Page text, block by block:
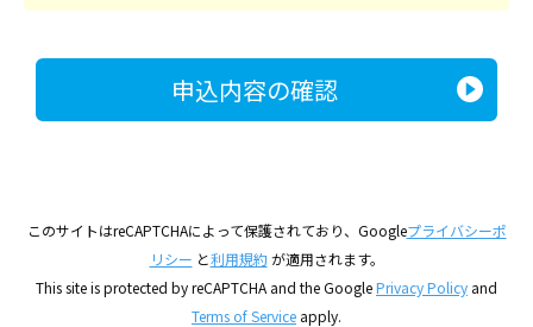
このサイトはreCAPTCHAによって保護されており、Googleプライバシーポ
リシー と利用規約が適用されます。
This site is protected by reCAPTCHA and the GooglePrivacy Policy and
Terms of Service apply.